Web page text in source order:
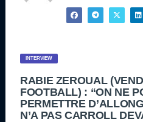
INTERVIEW
RABIE ZEROUAL
FOOTBALL) : “ON NE
PERMETTRE
N’A PAS CARROLL